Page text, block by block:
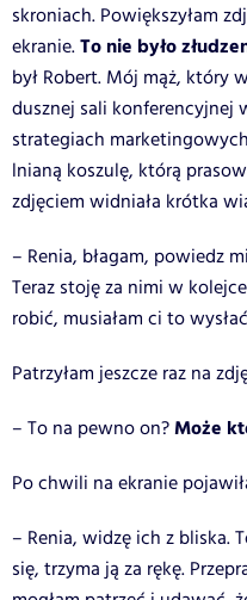
skroniach. Powiększyłam
ekranie.To nie było
był Robert. Mój mąż, który
dusznej sali konferencyjnej
strategiach
lnianą koszulę, którą
zdjęciem widniała krótka
– Renia, błagam, powiedz
Teraz stoję za nimi w
robić, musiałam ci to
Patrzyłam jeszcze raz na
– To na pewno on?Może
Po chwili na ekranie
– Renia, widzę ich z bliska.
się, trzyma ją za rękę.